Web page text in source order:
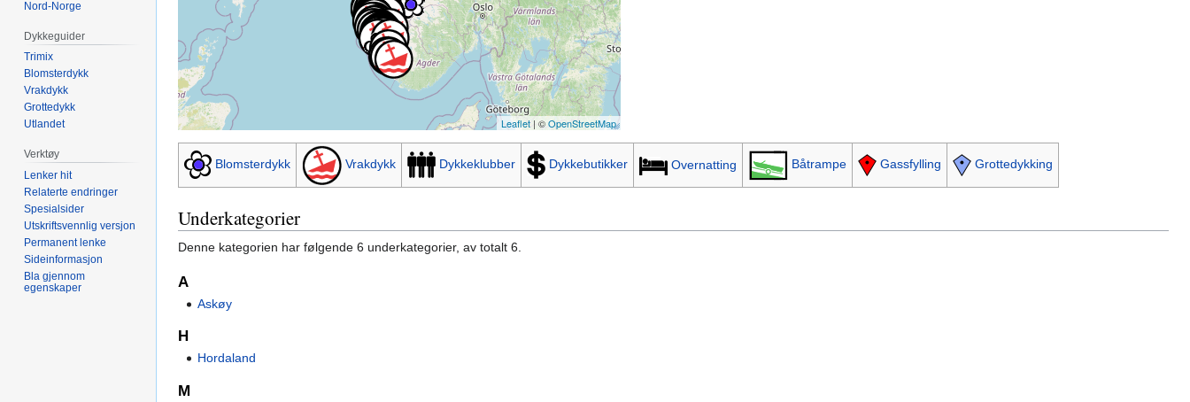
Leaflet | ©OpenStreetMap
Blomsterdykk Vrakdykk Dykkeklubber Dykkebutikker Overnatting Båtrampe Gassfylling Grottedykking
Underkategorier
Denne kategorien har følgende 6 underkategorier, av totalt 6.
A
Askøy
H
Hordaland
M
Nord-Norge
Dykkeguider
Trimix
Blomsterdykk
Vrakdykk
Grottedykk
Utlandet
Verktøy
Lenker hit
Relaterte endringer
Spesialsider
Utskriftsvennlig versjon
Permanent lenke
Sideinformasjon
Bla gjennom
egenskaper